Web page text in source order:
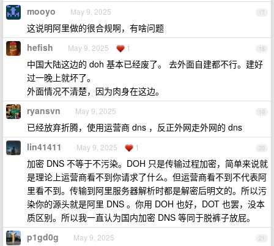
17
mooyo May 9, 2025
这说明阿里做的很合规啊，有啥问题
18
hefish May 9, 2025 1
中国大陆这边的 doh 基本已经废了。 去外面自建都不行。建好
过一晚上就坏了。
外面情况不清楚，因为肉身在这边。
19
ryansvn May 9, 2025
已经放弃折腾，使用运营商 dns ，反正外网走外网的 dns
20
lin41411 May 9, 2025 1
加密 DNS 不等于不污染。DOH 只是传输过程加密，简单来说就
是理论上运营商看不到你请求了什么。但运营商看不到不代表阿
里看不到。传输到阿里服务器解析时都是解密后明文的。所以污
染你的源头就是阿里 DNS 。你用 DOH 也好，DOT 也罢，没本
质区别。所以我一直认为国内加密 DNS 等同于脱裤子放屁。
21
p1gd0g May 9, 2025